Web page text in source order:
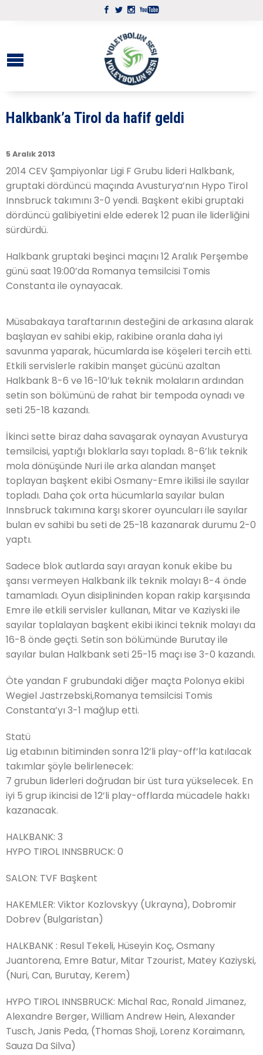
Halkbank’a Tirol da hafif geldi
5 Aralık 2013
2014 CEV Şampiyonlar Ligi F Grubu lideri Halkbank,
gruptaki dördüncü maçında Avusturya’nın Hypo Tirol
Innsbruck takımını 3-0 yendi. Başkent ekibi gruptaki
dördüncü galibiyetini elde ederek 12 puan ile liderliğini
sürdürdü.
Halkbank gruptaki beşinci maçını 12 Aralık Perşembe
günü saat 19:00’da Romanya temsilcisi Tomis
Constanta ile oynayacak.
Müsabakaya taraftarının desteğini de arkasına alarak
başlayan ev sahibi ekip, rakibine oranla daha iyi
savunma yaparak, hücumlarda ise köşeleri tercih etti.
Etkili servislerle rakibin manşet gücünü azaltan
Halkbank 8-6 ve 16-10’luk teknik molaların ardından
setin son bölümünü de rahat bir tempoda oynadı ve
seti 25-18 kazandı.
İkinci sette biraz daha savaşarak oynayan Avusturya
temsilcisi, yaptığı bloklarla sayı topladı. 8-6’lık teknik
mola dönüşünde Nuri ile arka alandan manşet
toplayan başkent ekibi Osmany-Emre ikilisi ile sayılar
topladı. Daha çok orta hücumlarla sayılar bulan
Innsbruck takımına karşı skorer oyuncuları ile sayılar
bulan ev sahibi bu seti de 25-18 kazanarak durumu 2-0
yaptı.
Sadece blok autlarda sayı arayan konuk ekibe bu
şansı vermeyen Halkbank ilk teknik molayı 8-4 önde
tamamladı. Oyun disiplininden kopan rakip karşısında
Emre ile etkili servisler kullanan, Mitar ve Kaziyski ile
sayılar toplalayan başkent ekibi ikinci teknik molayı da
16-8 önde geçti. Setin son bölümünde Burutay ile
sayılar bulan Halkbank seti 25-15 maçı ise 3-0 kazandı.
Öte yandan F grubundaki diğer maçta Polonya ekibi
Wegiel Jastrzebski,Romanya temsilcisi Tomis
Constanta’yı 3-1 mağlup etti.
Statü
Lig etabının bitiminden sonra 12’li play-off’la katılacak
takımlar şöyle belirlenecek:
7 grubun liderleri doğrudan bir üst tura yükselecek. En
iyi 5 grup ikincisi de 12’li play-offlarda mücadele hakkı
kazanacak.
HALKBANK: 3
HYPO TIROL INNSBRUCK: 0
SALON: TVF Başkent
HAKEMLER: Viktor Kozlovskyy (Ukrayna), Dobromir
Dobrev (Bulgaristan)
HALKBANK : Resul Tekeli, Hüseyin Koç, Osmany
Juantorena, Emre Batur, Mitar Tzourist, Matey Kaziyski,
(Nuri, Can, Burutay, Kerem)
HYPO TIROL INNSBRUCK: Michal Rac, Ronald Jimanez,
Alexandre Berger, William Andrew Hein, Alexander
Tusch, Janis Peda, (Thomas Shoji, Lorenz Koraimann,
Sauza Da Silva)